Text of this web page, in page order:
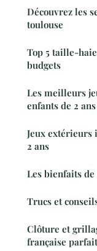
Découvrez les
toulouse
Top 5 taille-
budgets
Les meilleurs
enfants de 2 ans
Jeux extérieurs
2 ans
Les bienfaits
Trucs et
Clôture et
française